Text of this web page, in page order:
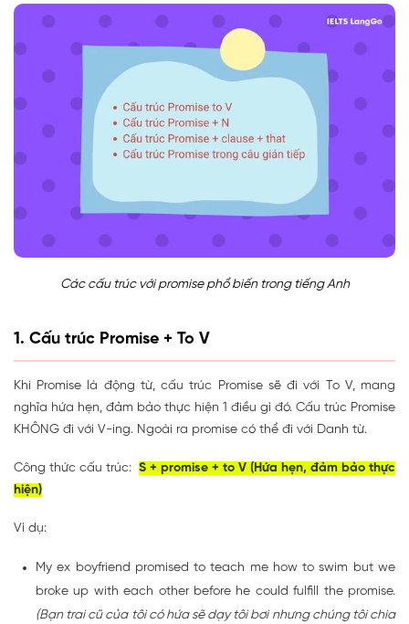
Các cấu trúc với promise phổ biến trong tiếng Anh
1. Cấu trúc Promise + To V
Khi Promise là động từ, cấu trúc Promise sẽ đi với To V, mang
nghĩa hứa hẹn, đảm bảo thực hiện 1 điều gì đó. Cấu trúc Promise
KHÔNG đi với V-ing. Ngoài ra promise có thể đi với Danh từ.
Công thức cấu trúc: S + promise + to V (Hứa hẹn, đảm bảo thực
hiện)
Ví dụ:
My ex boyfriend promised to teach me how to swim but we
broke up with each other before he could fulfill the promise.
(Bạn trai cũ của tôi có hứa sẽ dạy tôi bơi nhưng chúng tôi chia